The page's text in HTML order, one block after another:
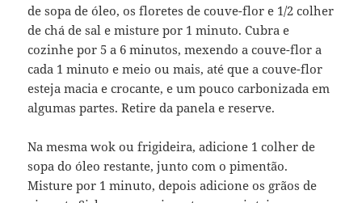
de sopa de óleo, os floretes de couve-flor e 1/2 colher
de chá de sal e misture por 1 minuto. Cubra e
cozinhe por 5 a 6 minutos, mexendo a couve-flor a
cada 1 minuto e meio ou mais, até que a couve-flor
esteja macia e crocante, e um pouco carbonizada em
algumas partes. Retire da panela e reserve.
Na mesma wok ou frigideira, adicione 1 colher de
sopa do óleo restante, junto com o pimentão.
Misture por 1 minuto, depois adicione os grãos de